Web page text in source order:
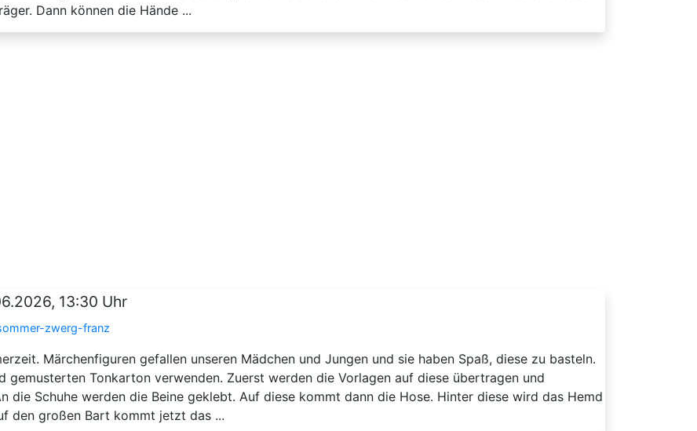
Dann können die Hände ...
13:30 Uhr
zwerg-franz
Märchenfiguren gefallen unseren Mädchen und Jungen und sie haben Spaß, diese zu basteln.
gemusterten Tonkarton verwenden. Zuerst werden die Vorlagen auf diese übertragen und
die Schuhe werden die Beine geklebt. Auf diese kommt dann die Hose. Hinter diese wird das Hemd
den großen Bart kommt jetzt das ...